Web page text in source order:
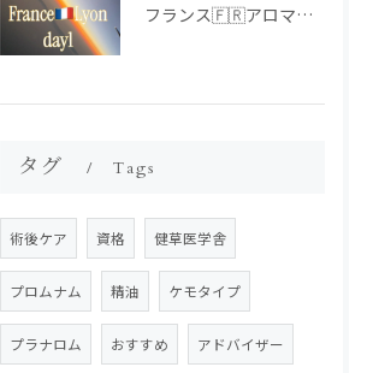
フランス🇫🇷アロマ研修ツアー𝗱𝗮𝘆𝟭
タグ Tags
術後ケア 資格 健草医学舎
プロムナム 精油 ケモタイプ
プラナロム おすすめ アドバイザー